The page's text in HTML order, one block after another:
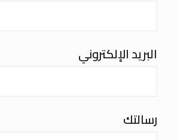
البريد الإلكتروني
رسالتك